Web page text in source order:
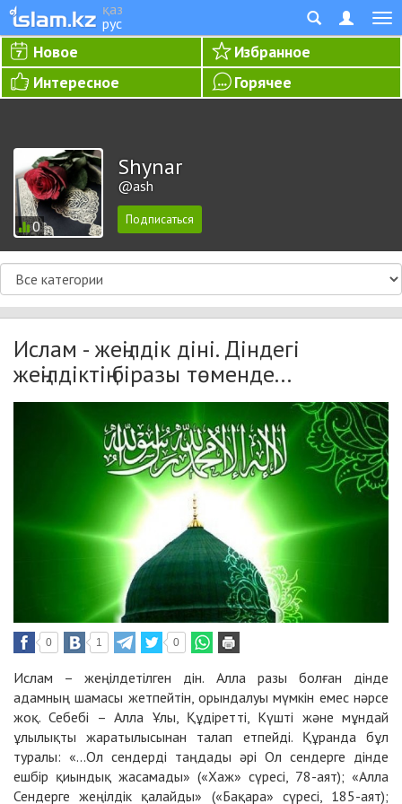
қаз
рус
Новое
Избранное
Интересное
Горячее
0
Shynar
@ash
Ислам - жеңілдік діні. Діндегі
жеңілдіктің біразы төменде...
0 1 0
Ислам – жеңілдетілген дін. Алла разы болған дінде
адамның шамасы жетпейтін, орындалуы мүмкін емес нәрсе
жоқ. Себебі – Алла Ұлы, Құдіретті, Күшті және мұндай
ұлылықты жаратылысынан талап етпейді. Құранда бұл
туралы: «...Ол сендерді таңдады әрі Ол сендерге дінде
ешбір қиындық жасамады» («Хаж» сүресі, 78-аят); «Алла
Сендерге жеңілдік қалайды» («Бақара» сүресі, 185-аят);